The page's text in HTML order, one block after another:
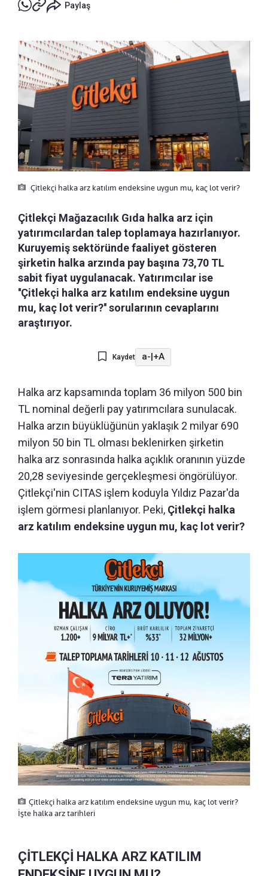
Paylaş
Çitlekçi halka arz katılım endeksine uygun mu, kaç lot verir?
Çitlekçi Mağazacılık Gıda halka arz için
yatırımcılardan talep toplamaya hazırlanıyor.
Kuruyemiş sektöründe faaliyet gösteren
şirketin halka arzında pay başına 73,70 TL
sabit fiyat uygulanacak. Yatırımcılar ise
''Çitlekçi halka arz katılım endeksine uygun
mu, kaç lot verir?'' sorularının cevaplarını
araştırıyor.
Kaydet a- +A
Halka arz kapsamında toplam 36 milyon 500 bin
TL nominal değerli pay yatırımcılara sunulacak.
Halka arzın büyüklüğünün yaklaşık 2 milyar 690
milyon 50 bin TL olması beklenirken şirketin
halka arz sonrasında halka açıklık oranının yüzde
20,28 seviyesinde gerçekleşmesi öngörülüyor.
Çitlekçi'nin CITAS işlem koduyla Yıldız Pazar'da
işlem görmesi planlanıyor. Peki, Çitlekçi halka
arz katılım endeksine uygun mu, kaç lot verir?
Çitlekçi halka arz katılım endeksine uygun mu, kaç lot verir?
İşte halka arz tarihleri
ÇİTLEKÇİ HALKA ARZ KATILIM